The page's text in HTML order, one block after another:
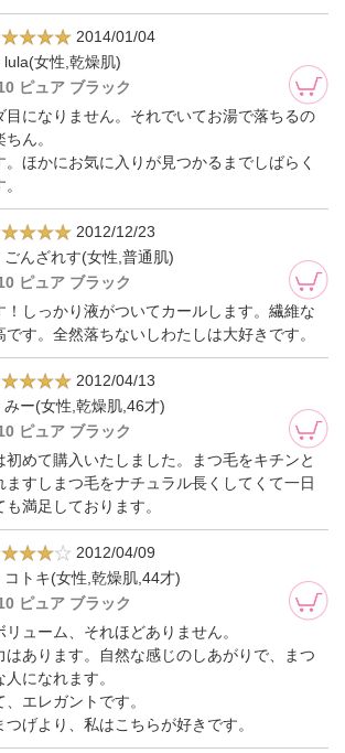
2014/01/04
lula(女性,乾燥肌)
ピュア ブラック
目になりません。それでいてお湯で落ちるの
ん。
ほかにお気に入りが見つかるまでしばらく
2012/12/23
ごんざれす(女性,普通肌)
ピュア ブラック
！しっかり液がついてカールします。繊維な
です。全然落ちないしわたしは大好きです。
2012/04/13
みー(女性,乾燥肌,46才)
ピュア ブラック
初めて購入いたしました。まつ毛をキチンと
ますしまつ毛をナチュラル長くしてくて一日
満足しております。
2012/04/09
コトキ(女性,乾燥肌,44才)
ピュア ブラック
ューム、それほどありません。
はあります。自然な感じのしあがりで、まつ
になれます。
エレガントです。
げより、私はこちらが好きです。